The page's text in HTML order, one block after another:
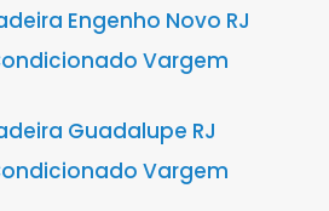
Engenho Novo RJ
Vargem
Guadalupe RJ
Vargem